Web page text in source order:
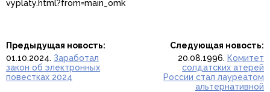
vyplaty.html?from=main_omk
Предыдущая новость:
01.10.2024. Заработал
закон об электронных
повестках 2024
Следующая новость:
20.08.1996. Комитет
солдатских атерей
России стал лауреатом
альтернативной